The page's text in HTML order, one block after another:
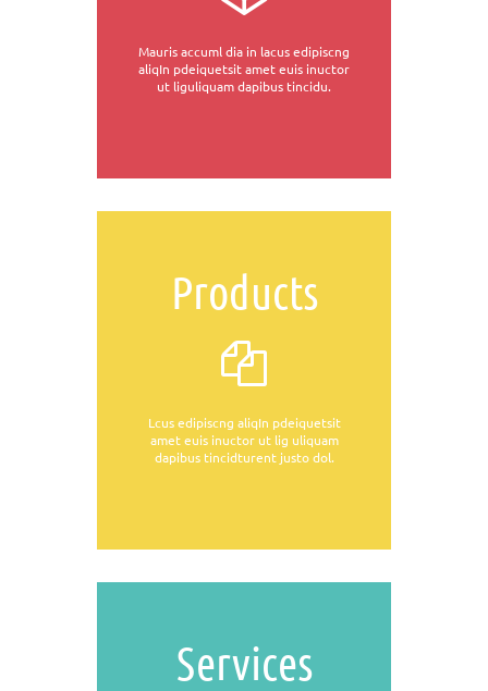
Mauris accuml dia in lacus edipiscng
aliqIn pdeiquetsit amet euis inuctor
ut liguliquam dapibus tincidu.
Products
Lcus edipiscng aliqIn pdeiquetsit
amet euis inuctor ut lig uliquam
dapibus tincidturent justo dol.
Services